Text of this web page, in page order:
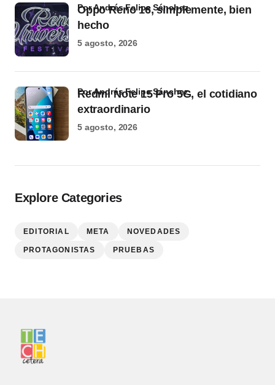
Oppo Reno 16, simplemente, bien
hecho
por Andrés Felipe Sánchez
5 agosto, 2026
Redmi Note 15 Pro 5G, el cotidiano
extraordinario
por Andrés Felipe Sánchez
5 agosto, 2026
Explore Categories
EDITORIAL META NOVEDADES
PROTAGONISTAS PRUEBAS